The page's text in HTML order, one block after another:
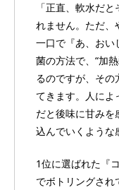
「正直、軟水だ
れません。ただ、
一口で『あ、おい
菌の方法で、“加
るのですが、その
てきます。人によ
だと後味に甘みを
込んでいくような
1位に選ばれた『
でボトリングされ